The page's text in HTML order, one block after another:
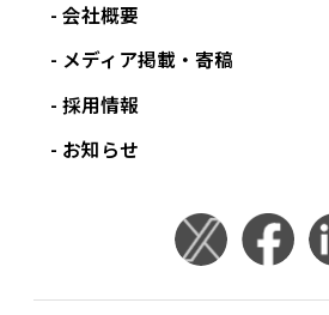
会社概要
メディア掲載・寄稿
採用情報
お知らせ